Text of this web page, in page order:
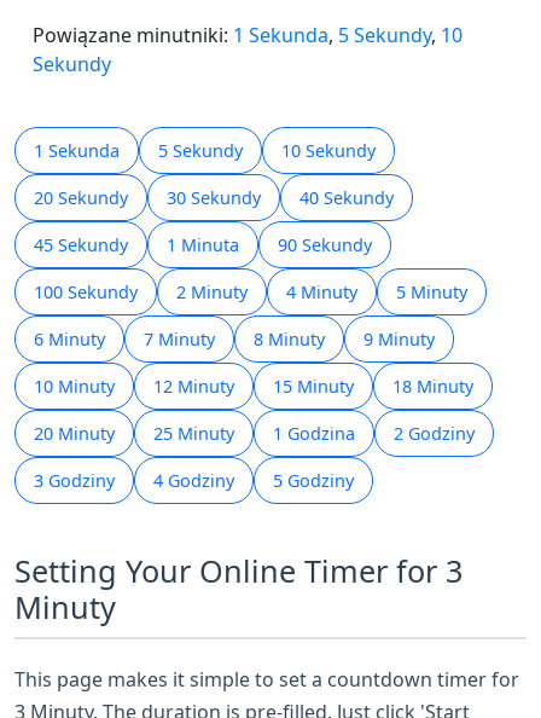
Powiązane minutniki: 1 Sekunda, 5 Sekundy, 10
Sekundy
1 Sekunda 5 Sekundy 10 Sekundy
20 Sekundy 30 Sekundy 40 Sekundy
45 Sekundy 1 Minuta 90 Sekundy
100 Sekundy 2 Minuty 4 Minuty 5 Minuty
6 Minuty 7 Minuty 8 Minuty 9 Minuty
10 Minuty 12 Minuty 15 Minuty 18 Minuty
20 Minuty 25 Minuty 1 Godzina 2 Godziny
3 Godziny 4 Godziny 5 Godziny
Setting Your Online Timer for 3
Minuty
This page makes it simple to set a countdown timer for
3 Minuty. The duration is pre-filled. Just click 'Start